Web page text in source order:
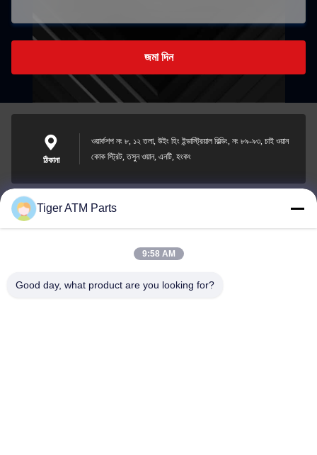
জমা দিন
ঠিকানা
ওয়ার্কশপ নং ৮, ১২ তলা, উইং হিং ইন্ডাস্ট্রিয়াল বিল্ডিং, নং ৮৯-৯৩, চাই ওয়ান
কোক স্ট্রিট, তসুন ওয়ান, এনটি, হংকং
sales@atmpart.com.cn
Tiger ATM Parts
9:58 AM
Good day, what product are you looking for?